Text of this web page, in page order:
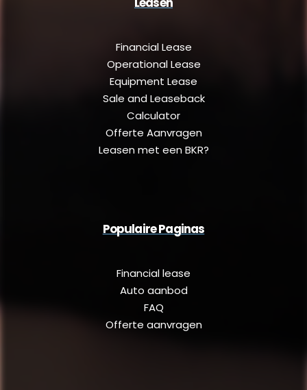
Financial Lease
Operational Lease
Equipment Lease
Sale and Leaseback
Calculator
Offerte Aanvragen
Leasen met een BKR?
Populaire Paginas
Financial lease
Auto aanbod
FAQ
Offerte aanvragen